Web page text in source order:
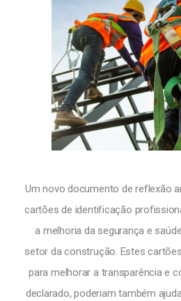
Um novo documento de reflexão
cartões de identificação
a melhoria da segurança e
setor da construção. Estes
para melhorar a transparência e
declarado, poderiam também